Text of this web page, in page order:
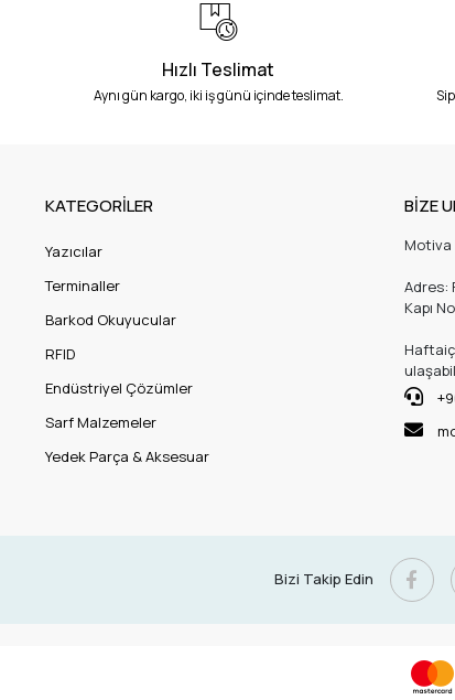
Hızlı Teslimat
Aynı gün kargo, iki iş günü içinde teslimat.
KATEGORİLER
Yazıcılar
Terminaller
Barkod Okuyucular
RFID
Endüstriyel Çözümler
Sarf Malzemeler
Yedek Parça & Aksesuar
BİZE
Motiva
Adres:
Kapı
Bizi Takip Edin